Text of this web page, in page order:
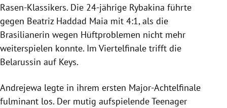
Rasen-Klassikers. Die 24-jährige Rybakina führte
gegen Beatriz Haddad Maia mit 4:1, als die
Brasilianerin wegen Hüftproblemen nicht mehr
weiterspielen konnte. Im Viertelfinale trifft die
Belarussin auf Keys.
Andrejewa legte in ihrem ersten Major-Achtelfinale
fulminant los. Der mutig aufspielende Teenager